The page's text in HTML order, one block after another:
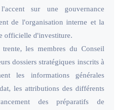
sur une gouvernance
de l'organisation interne et la
officielle d'investiture.
les membres du Conseil
dossiers stratégiques inscrits à
les informations générales
les attributions des différents
des préparatifs de